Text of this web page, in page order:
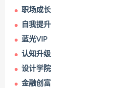
职场成长
自我提升
蓝光VIP
认知升级
设计学院
金融创富